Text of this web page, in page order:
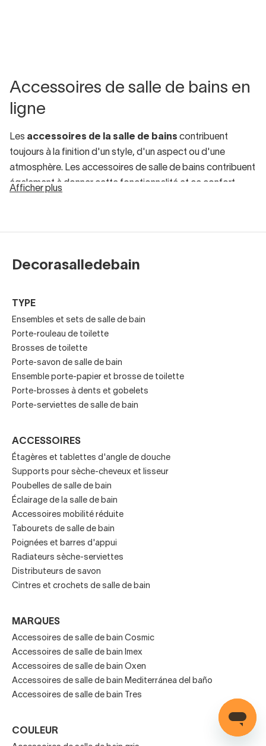
Accessoires de salle de bains en
ligne
Les accessoires de la salle de bains contribuent
toujours à la finition d'un style, d'un aspect ou d'une
atmosphère. Les accessoires de salle de bains contribuent
également à donner cette fonctionnalité et ce confort
réponse.
modernes, vous devriez réfléchir aux
suivantes:
bains?
Elle sera utilisée par des personnes âgées ou des
personnes à mobilité réduite?
La salle de bains est-elle encombrée ou plutôt
dégagée?
Accessoires de salle de bains de
base
Distributeurs de savon/porte-savonnette.
Porte-papier hygiénique.
Porte-balai hygiénique.
de toute salle de bains, mais
il y en a d'autres: étagères, tablettes, corbeilles à papier,
Afficher plus
Decorasalledebain
TYPE
Ensembles et sets de salle de bain
Porte-rouleau de toilette
Brosses de toilette
Porte-savon de salle de bain
Ensemble porte-papier et brosse de toilette
Porte-brosses à dents et gobelets
Porte-serviettes de salle de bain
ACCESSOIRES
Étagères et tablettes d'angle de douche
Supports pour sèche-cheveux et lisseur
Poubelles de salle de bain
Éclairage de la salle de bain
Accessoires mobilité réduite
Tabourets de salle de bain
Poignées et barres d'appui
Radiateurs sèche-serviettes
Distributeurs de savon
Cintres et crochets de salle de bain
MARQUES
Accessoires de salle de bain Cosmic
Accessoires de salle de bain Imex
Accessoires de salle de bain Oxen
Accessoires de salle de bain Mediterránea del baño
Accessoires de salle de bain Tres
COULEUR